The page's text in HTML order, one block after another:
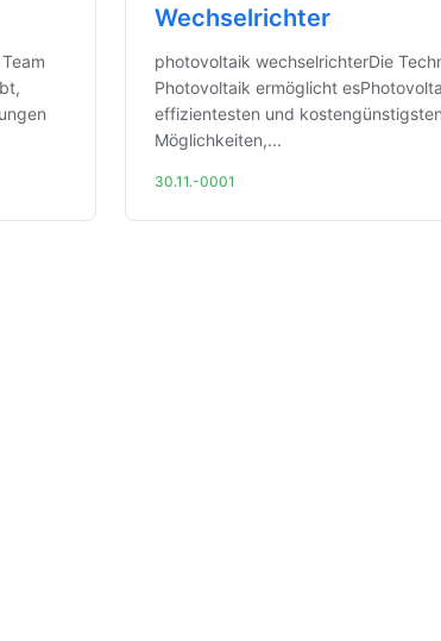
Wechselrichter
photovoltaik wechselrichterDie
Photovoltaik ermöglicht
effizientesten und kostengünstigsten
Möglichkeiten,...
30.11.-0001